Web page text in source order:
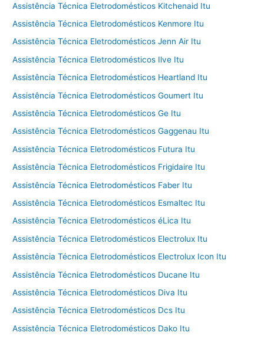
Assistência Técnica Eletrodomésticos Kitchenaid Itu
Assistência Técnica Eletrodomésticos Kenmore Itu
Assistência Técnica Eletrodomésticos Jenn Air Itu
Assistência Técnica Eletrodomésticos Ilve Itu
Assistência Técnica Eletrodomésticos Heartland Itu
Assistência Técnica Eletrodomésticos Goumert Itu
Assistência Técnica Eletrodomésticos Ge Itu
Assistência Técnica Eletrodomésticos Gaggenau Itu
Assistência Técnica Eletrodomésticos Futura Itu
Assistência Técnica Eletrodomésticos Frigidaire Itu
Assistência Técnica Eletrodomésticos Faber Itu
Assistência Técnica Eletrodomésticos Esmaltec Itu
Assistência Técnica Eletrodomésticos éLica Itu
Assistência Técnica Eletrodomésticos Electrolux Itu
Assistência Técnica Eletrodomésticos Electrolux Icon Itu
Assistência Técnica Eletrodomésticos Ducane Itu
Assistência Técnica Eletrodomésticos Diva Itu
Assistência Técnica Eletrodomésticos Dcs Itu
Assistência Técnica Eletrodomésticos Dako Itu